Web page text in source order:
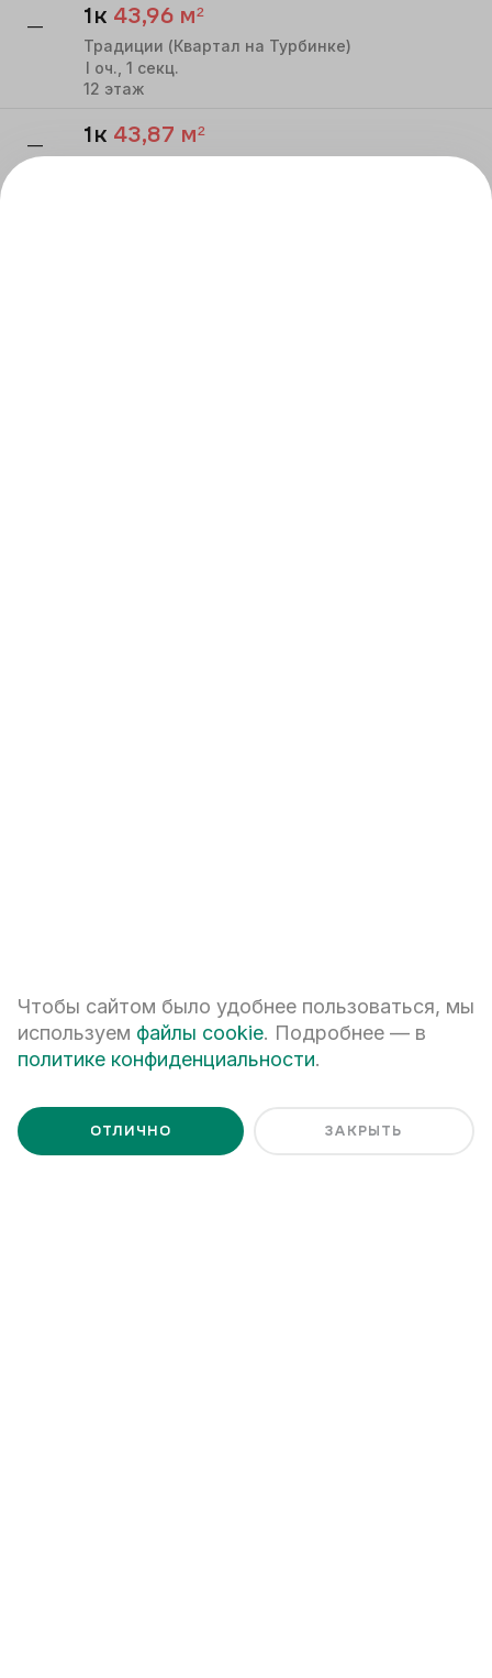
— 1к 43,96 м²
Традиции (Квартал на Турбинке)
I оч., 1 секц.
12 этаж
— 1к 43,87 м²
Я ознакомлен с
Политикой обработки персональных данных
Чтобы сайтом было удобнее пользоваться, мы
используем файлы cookie. Подробнее — в
политике конфиденциальности.
ОТЛИЧНО ЗАКРЫТЬ